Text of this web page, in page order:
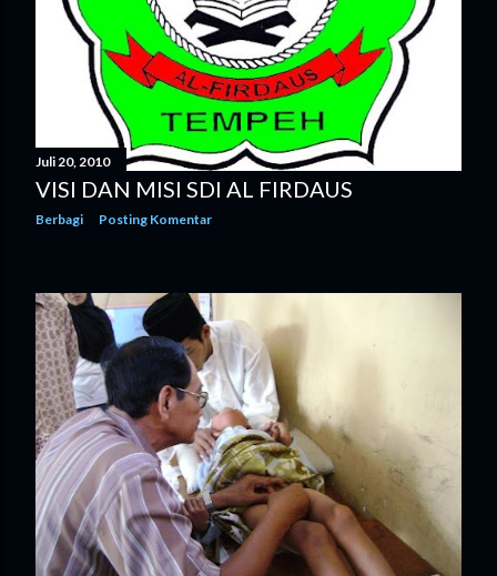
Juli 20, 2010
VISI DAN MISI SDI AL FIRDAUS
Berbagi Posting Komentar